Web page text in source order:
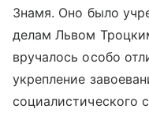
Знамя. Оно было
делам Львом
вручалось особо
укрепление
социалистического